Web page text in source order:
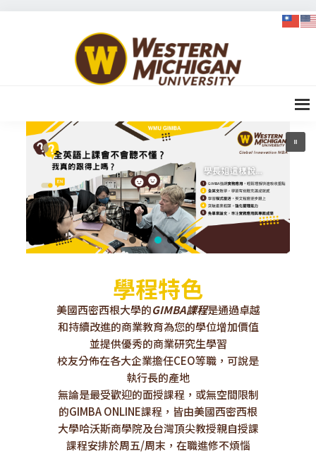
Skip
Skip
Skip
WMU-
GIMBA
全球創
新管理
學程特色
美國西密西根大學的GIMBA課程是通過卓越
和持續改進的商業教育為您的學位增加價值
並提供優秀的商業研究生學習
校友分佈在各大企業擔任CEO等職，可說是
執行長的產地
無論是最受歡迎的面授課程，或無空間限制
的GIMBA ONLINE課程，皆由美國西密西根
大學哈沃斯商學院及台灣頂尖教授親自授課
課程安排於周五/周末，在職進修不煩惱